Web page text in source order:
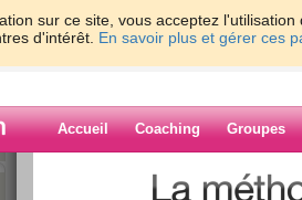
sur ce site, vous acceptez
d'intérêt. En savoir plus et gérer ces
Accueil Coaching Groupes
>